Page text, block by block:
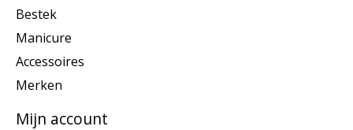
Bestek
Manicure
Accessoires
Merken
Mijn account